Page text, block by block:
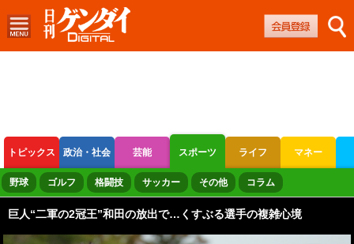
トピックス 政治・社会 芸能 スポーツ ライフ マネー
ボートレース 競輪 オートレース
野球 ゴルフ 格闘技 サッカー その他 コラム
巨人“二軍の2冠王”和田の放出で…くすぶる選手の複雑心境